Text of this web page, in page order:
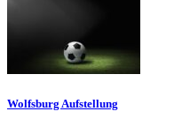
Wolfsburg Aufstellung